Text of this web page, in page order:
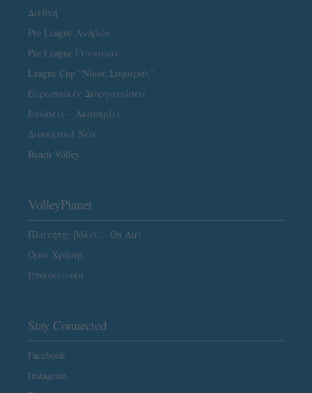
Διεθνή
Pre League Ανδρών
Pre League Γυναικών
League Cup “Νίκος Σαμαράς”
Ευρωπαϊκές Διοργανώσεις
Ενώσεις – Ακαδημίες
Διοικητικά Νέα
Beach Volley
VolleyPlanet
Πλανήτης βόλεϊ… On Air!
Όροι Χρήσης
Επικοινωνία
Stay Connected
Facebook
Instagram